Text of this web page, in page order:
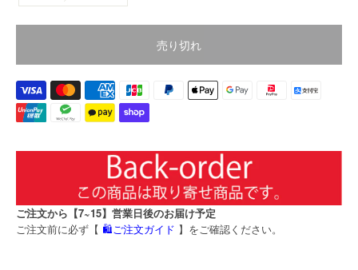
売り切れ
ご注文から【7~15】営業日後のお届け予定
ご注文前に必ず【 🛍️ご注文ガイド 】をご確認ください。